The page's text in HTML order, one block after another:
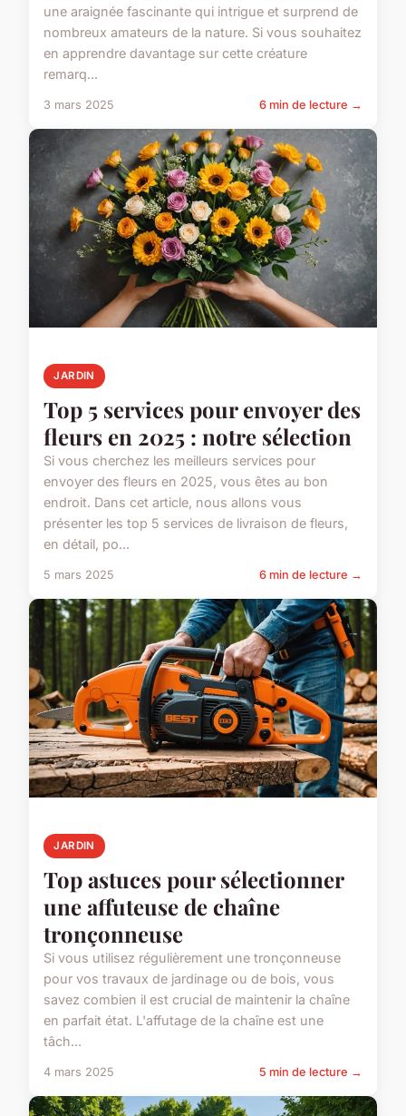
une araignée fascinante qui intrigue et surprend de
nombreux amateurs de la nature. Si vous souhaitez
en apprendre davantage sur cette créature
remarq...
3 mars 2025 6 min de lecture →
JARDIN
Top 5 services pour envoyer des
fleurs en 2025 : notre sélection
Si vous cherchez les meilleurs services pour
envoyer des fleurs en 2025, vous êtes au bon
endroit. Dans cet article, nous allons vous
présenter les top 5 services de livraison de fleurs,
en détail, po...
5 mars 2025 6 min de lecture →
JARDIN
Top astuces pour sélectionner
une affuteuse de chaîne
tronçonneuse
Si vous utilisez régulièrement une tronçonneuse
pour vos travaux de jardinage ou de bois, vous
savez combien il est crucial de maintenir la chaîne
en parfait état. L'affutage de la chaîne est une
tâch...
4 mars 2025 5 min de lecture →